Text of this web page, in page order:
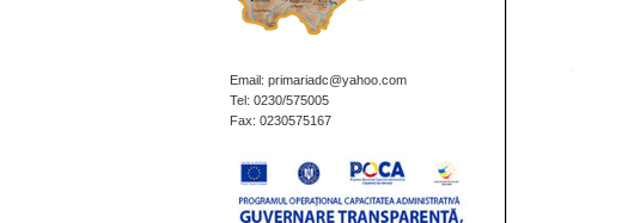
Email: primariadc@yahoo.com
Tel: 0230/575005
Fax: 0230575167